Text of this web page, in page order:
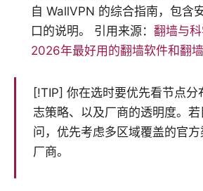
自 WallVPN 的综合指南，包含
口的说明。 引用来源： 翻墙与科
2026年最好用的翻墙软件和翻
[!TIP] 你在选时要优先看节点分
志策略、以及厂商的透明度。
问，优先考虑多区域覆盖的官
厂商。